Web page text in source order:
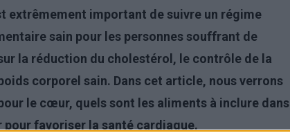
extrêmement important de suivre un régime
sain pour les personnes souffrant de
la réduction du cholestérol, le contrôle de la
corporel sain. Dans cet article, nous verrons
le cœur, quels sont les aliments à inclure dans
favoriser la santé cardiaque.